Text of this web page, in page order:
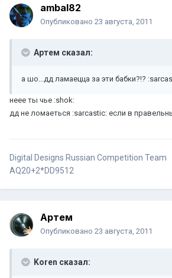
ambal82
Опубликовано 23 августа, 2011
Артем сказал:
а шо...дд ламаецца за эти бабки?!?
неее ты чье :shok:
дд не ломаеться :sarcastic: если в
Digital Designs Russian Competition Team
AQ20+2*DD9512
Артем
Опубликовано 23 августа, 2011
Koren сказал: